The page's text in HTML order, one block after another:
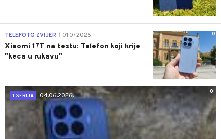
0
TELEFOTO ZVIJER 01.07.2026.
Xiaomi 17T na testu: Telefon koji krije
"keca u rukavu"
0
T SERIJA
04.06.2026.